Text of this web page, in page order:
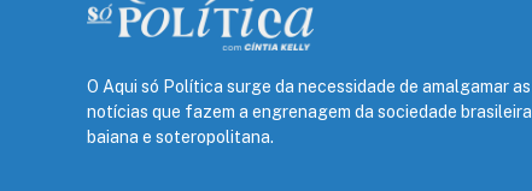
O Aqui só Política surge da necessidade de amalgamar as
notícias que fazem a engrenagem da sociedade brasileira,
baiana e soteropolitana.